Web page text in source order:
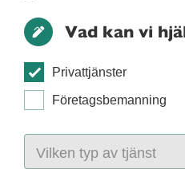
Vad kan vi
Privattjänster
Företagsbemanning